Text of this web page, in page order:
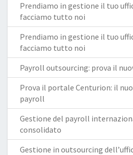
Prendiamo in gestione il tuo
facciamo tutto noi
Prendiamo in gestione il tuo
facciamo tutto noi
Payroll outsourcing: prova il
Prova il portale Centurion: il
payroll
Gestione del payroll
consolidato
Gestione in outsourcing